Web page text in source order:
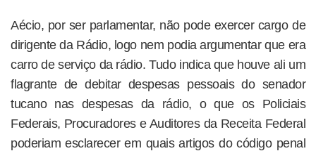
Aécio, por ser parlamentar, não pode exercer cargo de
dirigente da Rádio, logo nem podia argumentar que era
carro de serviço da rádio. Tudo indica que houve ali um
flagrante de debitar despesas pessoais do senador
tucano nas despesas da rádio, o que os Policiais
Federais, Procuradores e Auditores da Receita Federal
poderiam esclarecer em quais artigos do código penal